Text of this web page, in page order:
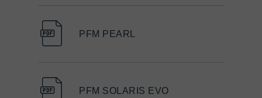
PFM PEARL
PFM SOLARIS EVO